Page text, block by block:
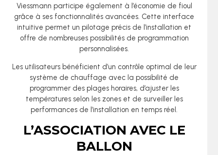
Viessmann participe également à l’économie de fioul
grâce à ses fonctionnalités avancées. Cette interface
intuitive permet un pilotage précis de l’installation et
offre de nombreuses possibilités de programmation
personnalisées.
Les utilisateurs bénéficient d’un contrôle optimal de leur
système de chauffage avec la possibilité de
programmer des plages horaires, d’ajuster les
températures selon les zones et de surveiller les
performances de l’installation en temps réel.
L’ASSOCIATION AVEC LE
BALLON